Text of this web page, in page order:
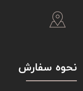
نحوه سفارش